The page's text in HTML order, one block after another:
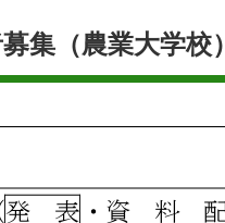
集（農業大学校）